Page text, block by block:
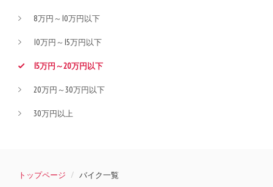
8万円～10万円以下
10万円～15万円以下
15万円～20万円以下
20万円～30万円以下
30万円以上
トップページ バイク一覧